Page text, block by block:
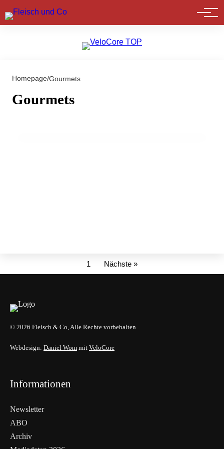
Marktführer
Homepage/Gourmets
Gourmets
19. März 2024
Michelin-Sterne 2025: Triumphale
Rückkehr nach Österreich belebt
1 Nächste »
© 2026 Fleisch & Co, Alle Rechte vorbehalten
Webdesign: Daniel Wom mit VeloCore
Informationen
Newsletter
ABO
Archiv